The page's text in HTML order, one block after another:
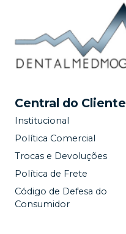
Central do Cliente
Institucional
Política Comercial
Trocas e Devoluções
Política de Frete
Código de Defesa do
Consumidor